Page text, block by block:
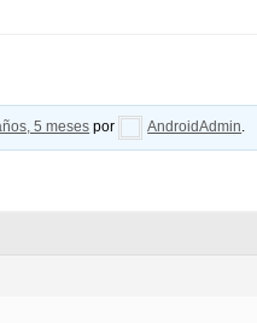
5 meses por AndroidAdmin.